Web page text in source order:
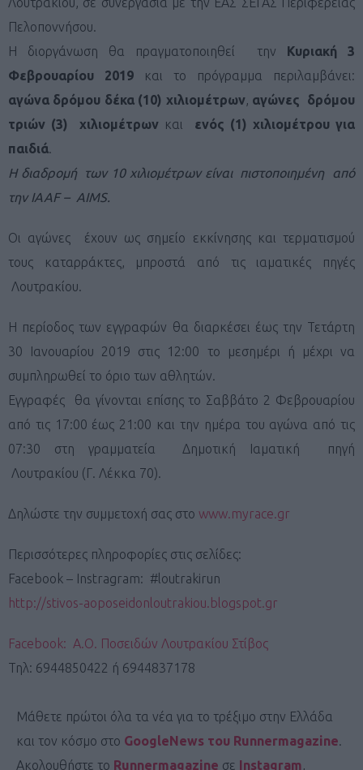
Πελοποννήσου.
Η διοργάνωση θα πραγματοποιηθεί την Κυριακή 3
Φεβρουαρίου 2019
και το πρόγραμμα περιλαμβάνει:
αγώνα δρόμου δέκα (10) χιλιομέτρων, αγώνες δρόμου
τριών (3) χιλιομέτρων και ενός (1) χιλιομέτρου για
παιδιά.
Η διαδρομή των 10 χιλιομέτρων είναι πιστοποιημένη από
την ΙΑΑF – AIMS.
Οι αγώνες έχουν ως σημείο εκκίνησης και τερματισμού
τους καταρράκτες, μπροστά από τις ιαματικές πηγές
Λουτρακίου.
Η περίοδος των εγγραφών θα διαρκέσει έως την Τετάρτη
30 Ιανουαρίου 2019 στις 12:00 το μεσημέρι ή μέχρι να
συμπληρωθεί το όριο των αθλητών.
Εγγραφές θα γίνονται επίσης το Σαββάτο 2 Φεβρουαρίου
από τις 17:00 έως 21:00 και την ημέρα του αγώνα από τις
07:30 στη γραμματεία Δημοτική Ιαματική πηγή
Λουτρακίου (Γ. Λέκκα 70).
Δηλώστε την συμμετοχή σας στο www.myrace.gr
Περισσότερες πληροφορίες στις σελίδες:
Facebook – Instragram: #loutrakirun
http://stivos-aoposeidonloutrakiou.blogspot.gr
Facebook: Α.Ο. Ποσειδών Λουτρακίου Στίβος
Τηλ: 6944850422 ή 6944837178
Μάθετε πρώτοι όλα τα νέα για το τρέξιμο στην Ελλάδα
και τον κόσμο στο GoogleNews του Runnermagazine.
Ακολουθήστε το Runnermagazine σε Instagram,